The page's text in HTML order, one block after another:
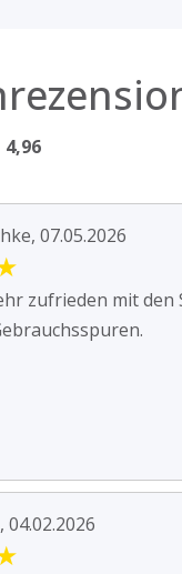
4,96
07.05.2026
zufrieden mit den
04.02.2026